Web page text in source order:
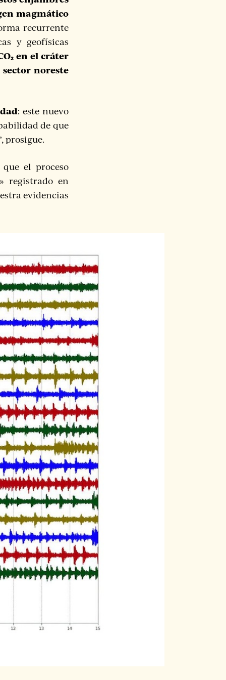
magmático
recurrente
y geofísicas
en el cráter
noreste
: este nuevo
de que
prosigue.
el proceso
registrado en
evidencias